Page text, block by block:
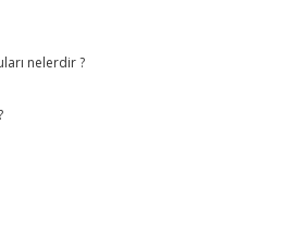
nelerdir ?